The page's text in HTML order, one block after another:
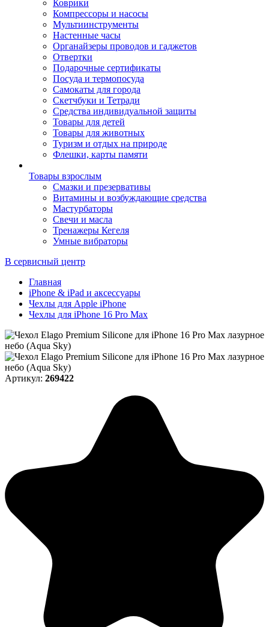
Коврики
Компрессоры и насосы
Мультиинструменты
Настенные часы
Органайзеры проводов и гаджетов
Отвертки
Подарочные сертификаты
Посуда и термопосуда
Самокаты для города
Скетчбуки и Тетради
Средства индивидуальной защиты
Товары для детей
Товары для животных
Туризм и отдых на природе
Флешки, карты памяти
Товары взрослым
Смазки и презервативы
Витамины и возбуждающие средства
Мастурбаторы
Свечи и масла
Тренажеры Кегеля
Умные вибраторы
В сервисный центр
Главная
iPhone & iPad и аксессуары
Чехлы для Apple iPhone
Чехлы для iPhone 16 Pro Max
Артикул: 269422